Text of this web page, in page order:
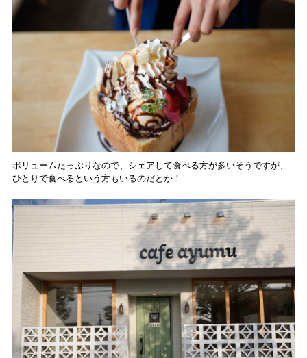
ボリュームたっぷりなので、シェアして食べる方が多いそうですが、
ひとりで食べるという方もいるのだとか！